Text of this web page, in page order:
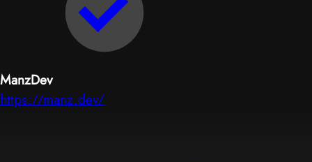
ManzDev
https://manz.dev/